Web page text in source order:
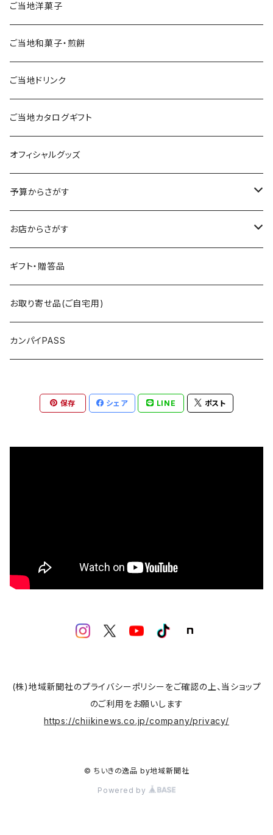
ご当地洋菓子
ご当地和菓子・煎餅
ご当地ドリンク
ご当地カタログギフト
オフィシャルグッズ
予算からさがす
～2,500円
～4,000円
～5,000円
5,000円以上
お店からさがす
飯村養蜂
海光物産
まるい鮮魚店
GIBIER JAPON（ジビエジャポン）
宮崎酒造店
自家製ハムソーセージ俊五郎
ギフト・贈答品
お取り寄せ品(ご自宅用)
カンパイPASS
保存 シェア LINE ポスト
(株)地域新聞社のプライバシーポリシーをご確認の上、当ショップ
のご利用をお願いします
https://chiikinews.co.jp/company/privacy/
© ちいきの逸品 by地域新聞社
Powered by